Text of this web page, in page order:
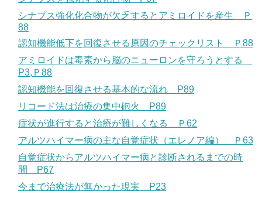
シナプス強化化合物が欠乏するとアミロイドを産生 Ｐ
88
認知機能低下を回復させる原因のチェックリスト Ｐ88
アミロイドは毒素から脳のニューロンを守ろうとする
P3,Ｐ88
認知機能を回復させる基本的な流れ P89
リコード法は治療の集中砲火 P89
症状が進行すると治療が難しくなる Ｐ62
アルツハイマー病の主な自覚症状（エレノア編） Ｐ63
自覚症状からアルツハイマー病と診断されるまでの時
間 P67
今まで治療法が無かった現実 P23